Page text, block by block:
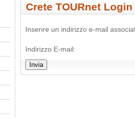
Crete TOURnet Login
Inserire un indirizzo e-mail
Indirizzo E-mail:
Invia